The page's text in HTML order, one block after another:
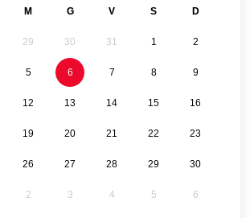
M G V S D
29 30 31 1 2
5 6 7 8 9
12 13 14 15 16
19 20 21 22 23
26 27 28 29 30
2 3 4 5 6